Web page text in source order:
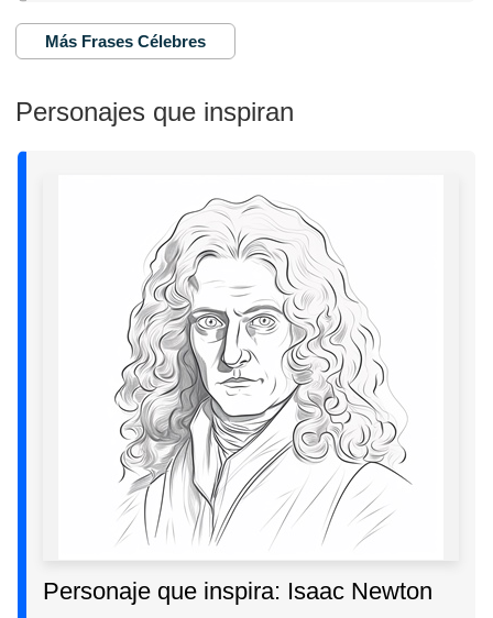
Más Frases Célebres
Personajes que inspiran
Personaje que inspira: Isaac Newton